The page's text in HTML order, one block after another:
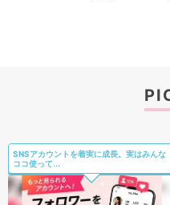
SNSアカウントを着実に成長。実はみんな
ココ使って...